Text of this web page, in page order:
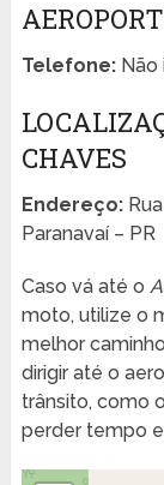
Telefone:Não
CHAVES
Endereço:Rua
Paranavaí – PR
Caso vá até o
moto, utilize o
melhor
dirigir até o
trânsito, como
perder tempo